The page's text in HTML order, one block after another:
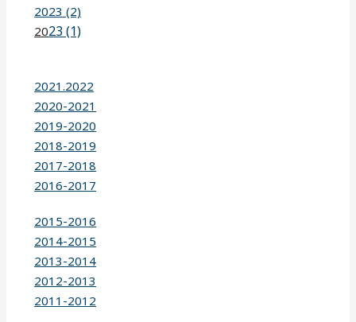
2023 (2)
2023 (1)
2021.2022
2020-2021
2019-2020
2018-2019
2017-2018
2016-2017
2015-2016
2014-2015
2013-2014
2012-2013
2011-2012